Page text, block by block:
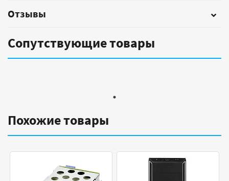
Отзывы
Сопутствующие товары
Похожие товары